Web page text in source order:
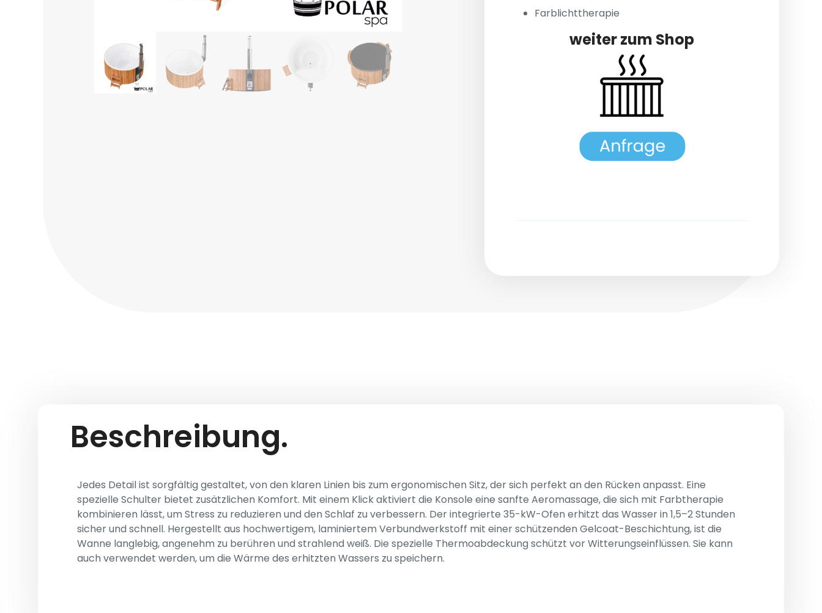
Farblichttherapie
weiter zum Shop
Beschreibung.
Jedes Detail ist sorgfältig gestaltet, von den klaren Linien bis zum ergonomischen Sitz, der sich perfekt an den Rücken anpasst. Eine
spezielle Schulter bietet zusätzlichen Komfort. Mit einem Klick aktiviert die Konsole eine sanfte Aeromassage, die sich mit Farbtherapie
kombinieren lässt, um Stress zu reduzieren und den Schlaf zu verbessern. Der integrierte 35-kW-Ofen erhitzt das Wasser in 1,5–2 Stunden
sicher und schnell. Hergestellt aus hochwertigem, laminiertem Verbundwerkstoff mit einer schützenden Gelcoat-Beschichtung, ist die
Wanne langlebig, angenehm zu berühren und strahlend weiß. Die spezielle Thermoabdeckung schützt vor Witterungseinflüssen. Sie kann
auch verwendet werden, um die Wärme des erhitzten Wassers zu speichern.